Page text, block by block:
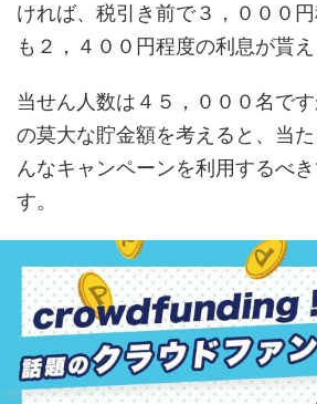
ければ、税引き前で３，０００
も２，４００円程度の利息が貰え
当せん人数は４５，０００名で
の莫大な貯金額を考えると、当
んなキャンペーンを利用するべ
す。